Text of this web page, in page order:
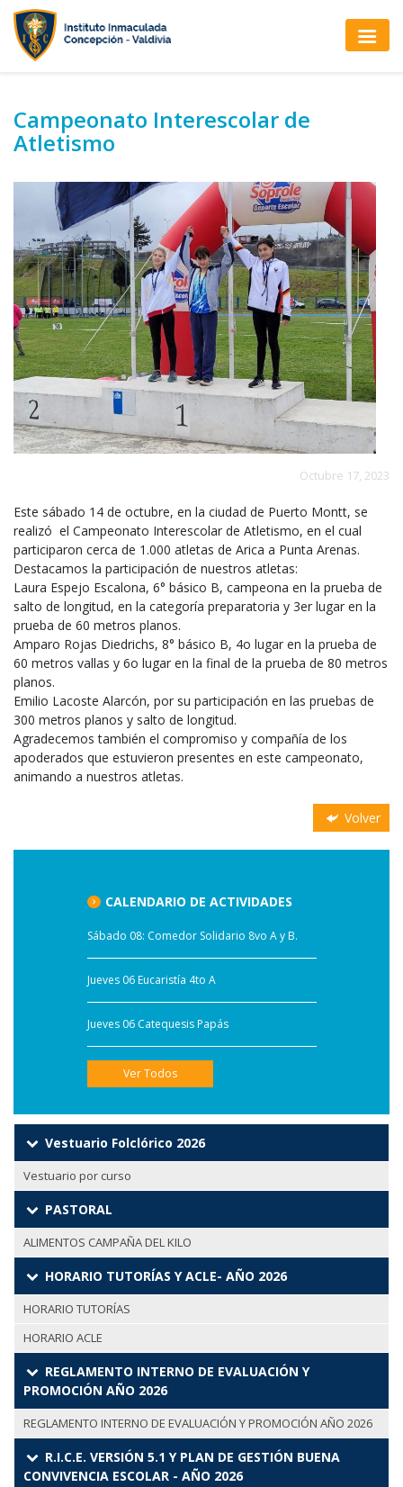
Campeonato Interescolar de
Atletismo
Octubre 17, 2023
Este sábado 14 de octubre, en la ciudad de Puerto Montt, se
realizó el Campeonato Interescolar de Atletismo, en el cual
participaron cerca de 1.000 atletas de Arica a Punta Arenas.
Destacamos la participación de nuestros atletas:
Laura Espejo Escalona, 6° básico B, campeona en la prueba de
salto de longitud, en la categoría preparatoria y 3er lugar en la
prueba de 60 metros planos.
Amparo Rojas Diedrichs, 8° básico B, 4o lugar en la prueba de
60 metros vallas y 6o lugar en la final de la prueba de 80 metros
planos.
Emilio Lacoste Alarcón, por su participación en las pruebas de
300 metros planos y salto de longitud.
Agradecemos también el compromiso y compañía de los
apoderados que estuvieron presentes en este campeonato,
animando a nuestros atletas.
Volver
CALENDARIO DE ACTIVIDADES
Sábado 08: Comedor Solidario 8vo A y B.
Jueves 06 Eucaristía 4to A
Jueves 06 Catequesis Papás
Ver Todos
Vestuario Folclórico 2026
Vestuario por curso
PASTORAL
ALIMENTOS CAMPAÑA DEL KILO
HORARIO TUTORÍAS Y ACLE- AÑO 2026
HORARIO TUTORÍAS
HORARIO ACLE
REGLAMENTO INTERNO DE EVALUACIÓN Y
PROMOCIÓN AÑO 2026
REGLAMENTO INTERNO DE EVALUACIÓN Y PROMOCIÓN AÑO 2026
R.I.C.E. VERSIÓN 5.1 Y PLAN DE GESTIÓN BUENA
CONVIVENCIA ESCOLAR - AÑO 2026